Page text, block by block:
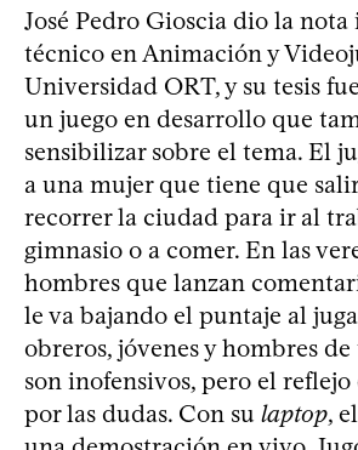
José Pedro Gioscia dio la nota
técnico en Animación y
Universidad ORT, y su tesis fue
un juego en desarrollo que
sensibilizar sobre el tema. El
a una mujer que tiene que
recorrer la ciudad para ir al
gimnasio o a comer. En las
hombres que lanzan
le va bajando el puntaje al
obreros, jóvenes y hombres
son inofensivos, pero el reflejo
por las dudas. Con su laptop,